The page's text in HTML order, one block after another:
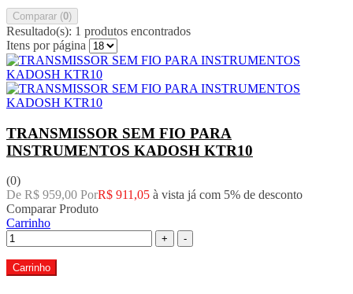
Comparar (0)
Resultado(s): 1 produtos encontrados
Itens por página
TRANSMISSOR SEM FIO PARA
INSTRUMENTOS KADOSH KTR10
(0)
De R$ 959,00 PorR$ 911,05 à vista já com 5% de desconto
Comparar Produto
Carrinho
+ -
Carrinho